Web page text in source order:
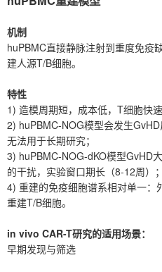
机制
huPBMC直接静脉注射到重度免疫
建人源T/B细胞。
特性
1) 造模周期短，成本低，T细胞快
2) huPBMC-NOG模型会发生
无法用于长期研究；
3) huPBMC-NOG-dKO模型GvHD
的干扰，实验窗口期长（8-12周）；
4) 重建的免疫细胞谱系相对单一：
重建T/B细胞。
in vivo CAR-T研究的适用场景：
早期发现与筛选